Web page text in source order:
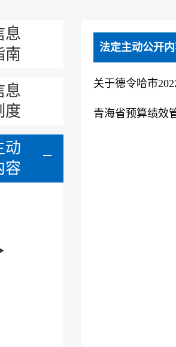
息
南
息
度
动
容
法定主动公开
关于德令哈市
青海省预算绩效